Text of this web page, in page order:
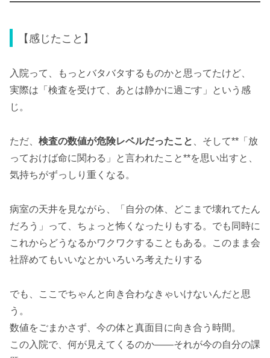
【感じたこと】
入院って、もっとバタバタするものかと思ってたけど、
実際は「検査を受けて、あとは静かに過ごす」という感
じ。
ただ、 検査の数値が危険レベルだったこと
、そして**「放
っておけば命に関わる」と言われたこと**を思い出すと、
気持ちがずっしり重くなる。
病室の天井を見ながら、「自分の体、どこまで壊れてたん
だろう」って、ちょっと怖くなったりもする。でも同時に
これからどうなるかワクワクすることもある。このまま会
社辞めてもいいなとかいろいろ考えたりする
でも、ここでちゃんと向き合わなきゃいけないんだと思
う。
数値をごまかさず、今の体と真面目に向き合う時間。
この入院で、何が見えてくるのか――それが今の自分の課